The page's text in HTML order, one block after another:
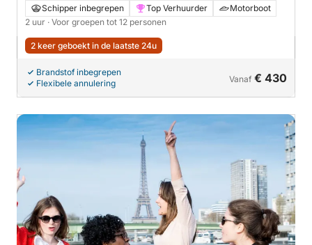
geschiedenis en iconische monumenten
Schipper inbegrepen Top Verhuurder
Motorboot
2 uur · Voor groepen tot 12 personen
2 keer geboekt in de laatste 24u
Brandstof inbegrepen
Flexibele annulering
Vanaf € 430